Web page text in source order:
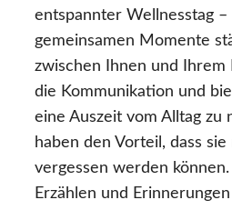
entspannter Wellnesstag –
gemeinsamen Momente
zwischen Ihnen und Ihrem
die Kommunikation und
eine Auszeit vom Alltag zu
haben den Vorteil, dass
vergessen werden
Erzählen und